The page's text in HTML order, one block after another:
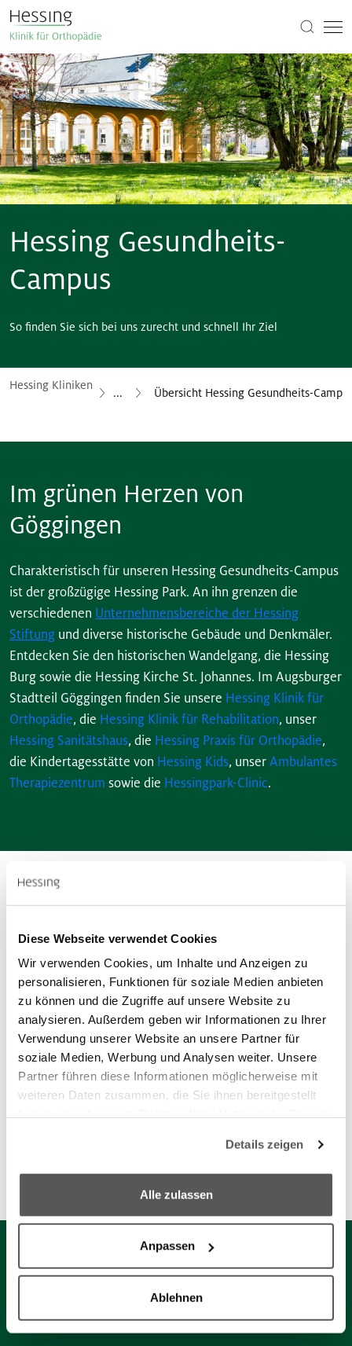
Diese Webseite verwendet Cookies
Wir verwenden Cookies, um Inhalte und Anzeigen zu
personalisieren, Funktionen für soziale Medien anbieten
zu können und die Zugriffe auf unsere Website zu
analysieren. Außerdem geben wir Informationen zu Ihrer
Verwendung unserer Website an unsere Partner für
soziale Medien, Werbung und Analysen weiter. Unsere
Partner führen diese Informationen möglicherweise mit
weiteren Daten zusammen, die Sie ihnen bereitgestellt
We work with8 third partieswho may receive and
process your information.
Details zeigen
Alle zulassen
Anpassen
Ablehnen
Hessing Gesundheits-
Campus
So finden Sie sich bei uns zurecht und schnell Ihr Ziel
Hessing Kliniken
... Übersicht Hessing Gesundheits-
Im grünen Herzen von
Göggingen
Charakteristisch für unseren Hessing Gesundheits-Campus
ist der großzügige Hessing Park. An ihn grenzen die
verschiedenen Unternehmensbereiche der Hessing
Stiftung und diverse historische Gebäude und Denkmäler.
Entdecken Sie den historischen Wandelgang, die Hessing
Burg sowie die Hessing Kirche St. Johannes. Im Augsburger
Stadtteil Göggingen finden Sie unsere Hessing Klinik für
Orthopädie, die Hessing Klinik für Rehabilitation, unser
Hessing Sanitätshaus, die Hessing Praxis für Orthopädie,
die Kindertagesstätte von Hessing Kids, unser Ambulantes
Therapiezentrum sowie die Hessingpark-Clinic.
Unsere Partner